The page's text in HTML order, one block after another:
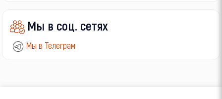
Мы в соц. сетях
Мы в Телеграм